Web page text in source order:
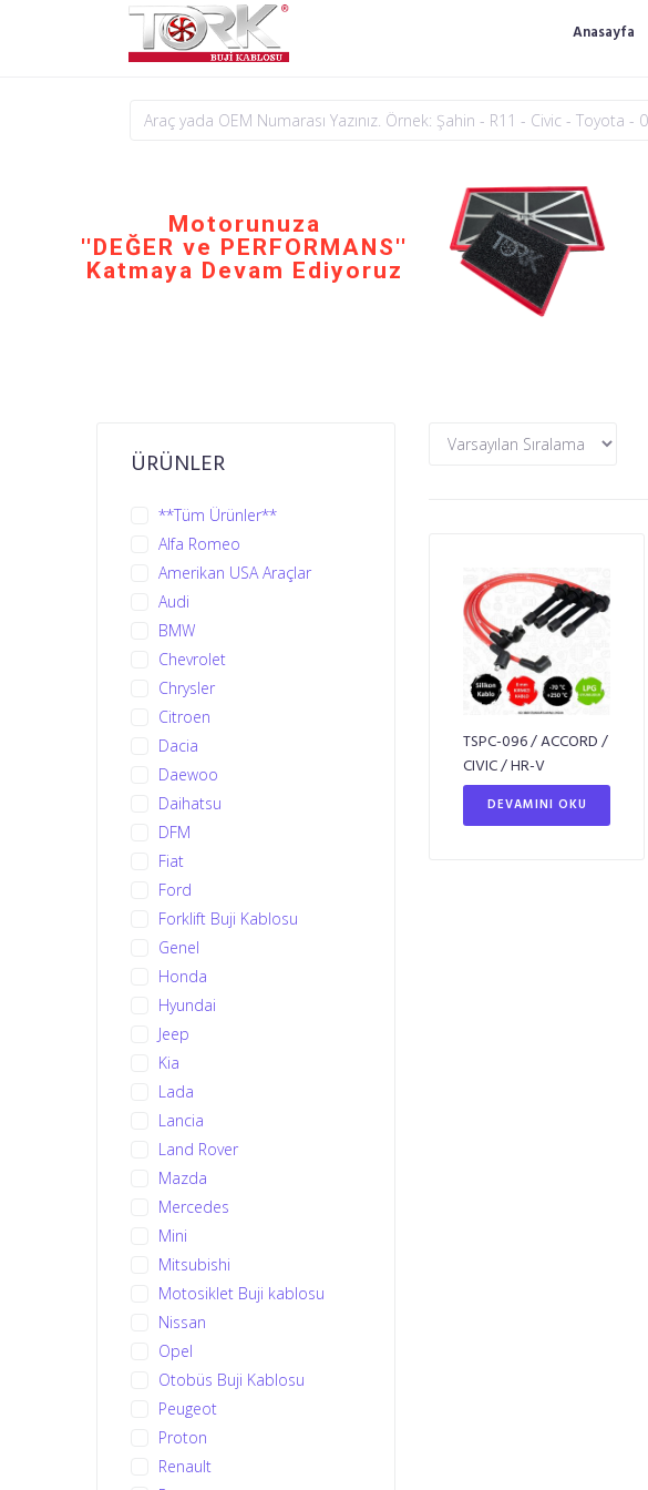
Anasayfa
Motorunuza
''DEĞER ve PERFORMANS''
Katmaya Devam Ediyoruz
TSPC-096 / ACCORD /
CIVIC / HR-V
DEVAMINI OKU
ÜRÜNLER
**Tüm Ürünler**
Alfa Romeo
Amerikan USA Araçlar
Audi
BMW
Chevrolet
Chrysler
Citroen
Dacia
Daewoo
Daihatsu
DFM
Fiat
Ford
Forklift Buji Kablosu
Genel
Honda
Hyundai
Jeep
Kia
Lada
Lancia
Land Rover
Mazda
Mercedes
Mini
Mitsubishi
Motosiklet Buji kablosu
Nissan
Opel
Otobüs Buji Kablosu
Peugeot
Proton
Renault